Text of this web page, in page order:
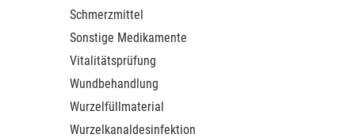
Schmerzmittel
Sonstige Medikamente
Vitalitätsprüfung
Wundbehandlung
Wurzelfüllmaterial
Wurzelkanaldesinfektion